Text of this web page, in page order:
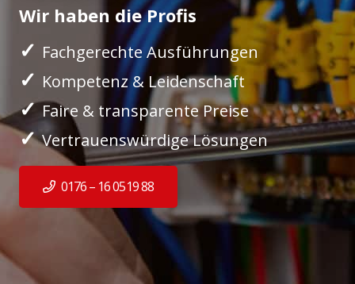
Wir haben die Profis
✓ Fachgerechte Ausführungen
✓ Kompetenz & Leidenschaft
✓Faire & transparente Preise
✓Vertrauenswürdige Lösungen
0176 – 16 0519 88